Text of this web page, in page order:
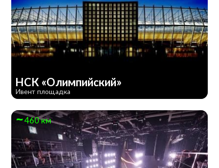
НСК «Олимпийский»
Ивент площадка
460 км